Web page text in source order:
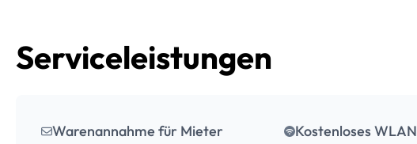
Serviceleistungen
Warenannahme für Mieter Kostenloses WLAN